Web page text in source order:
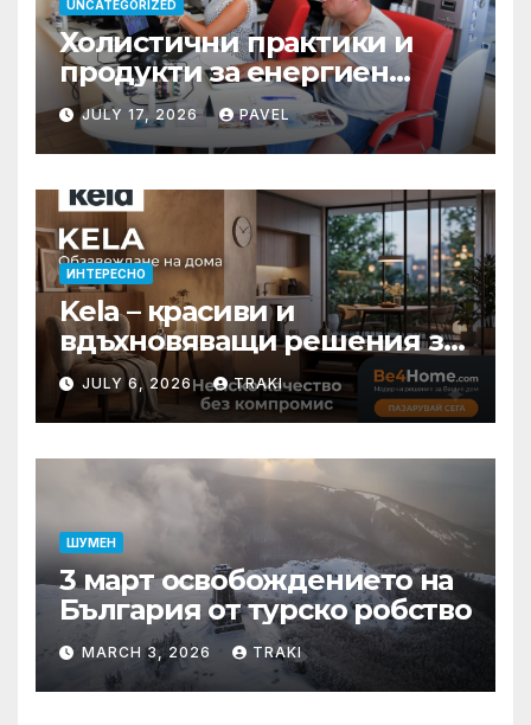
UNCATEGORIZED
Холистични практики и
продукти за енергиен
баланс в ежедневието
JULY 17, 2026 PAVEL
ИНТЕРЕСНО
Kela – красиви и
вдъхновяващи решения за
вашия дом
JULY 6, 2026 TRAKI
ШУМЕН
3 март освобождението на
България от турско робство
MARCH 3, 2026 TRAKI